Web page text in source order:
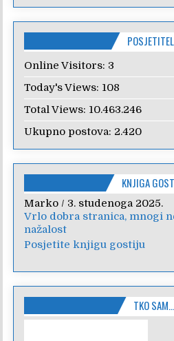
Online Visitors: 3
Today's Views: 108
Total Views: 10.463.246
Ukupno postova: 2.420
KNJIGA
Anica/7. veljače 2024.
Poštovanje, draga kolegice!
nesebičnom radu i
Posjetite knjigu gostiju
TKO SAM…